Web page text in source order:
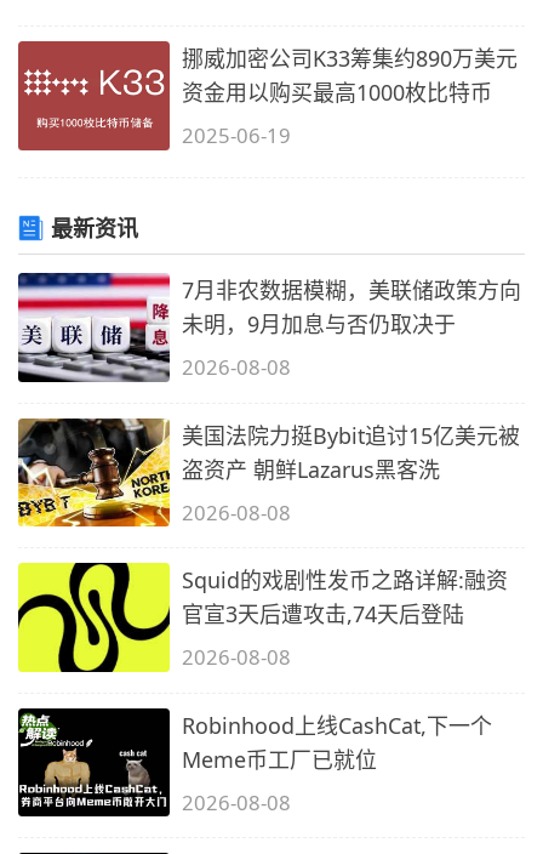
数
挪威加密公司K33筹集约890万美元
资金用以购买最高1000枚比特币
2025-06-19
最新资讯
7月非农数据模糊，美联储政策方向
未明，9月加息与否仍取决于
2026-08-08
美国法院力挺Bybit追讨15亿美元被
盗资产 朝鲜Lazarus黑客洗
2026-08-08
Squid的戏剧性发币之路详解:融资
官宣3天后遭攻击,74天后登陆
2026-08-08
Robinhood上线CashCat,下一个
Meme币工厂已就位
2026-08-08